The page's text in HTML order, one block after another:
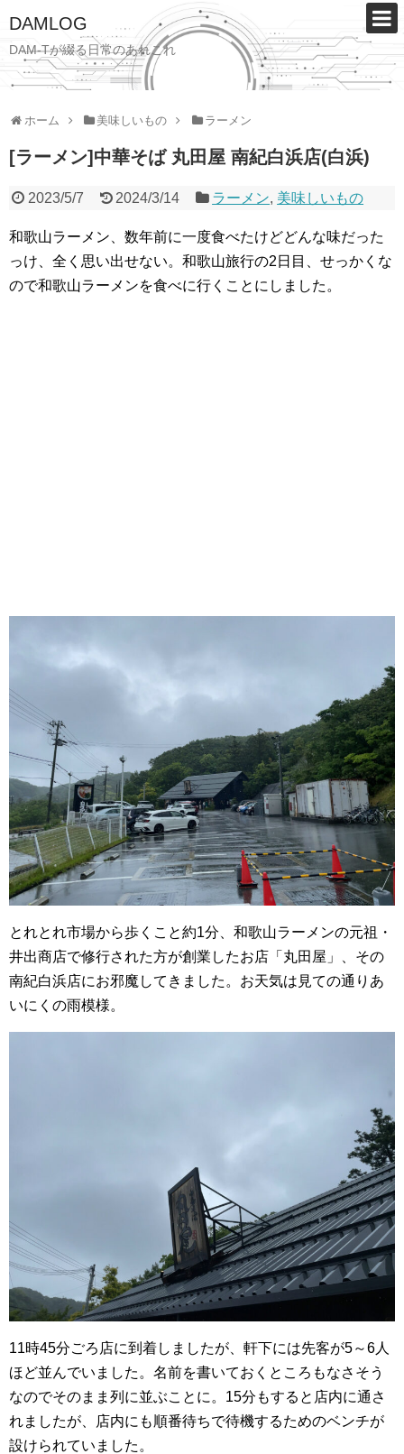
DAMLOG
DAM-Tが綴る日常のあれこれ
ホーム 美味しいもの ラーメン
[ラーメン]中華そば 丸田屋 南紀白浜店(白浜)
2023/5/7 2024/3/14 ラーメン, 美味しいもの
和歌山ラーメン、数年前に一度食べたけどどんな味だった
っけ、全く思い出せない。和歌山旅行の2日目、せっかくな
ので和歌山ラーメンを食べに行くことにしました。
とれとれ市場から歩くこと約1分、和歌山ラーメンの元祖・
井出商店で修行された方が創業したお店「丸田屋」、その
南紀白浜店にお邪魔してきました。お天気は見ての通りあ
いにくの雨模様。
11時45分ごろ店に到着しましたが、軒下には先客が5～6人
ほど並んでいました。名前を書いておくところもなさそう
なのでそのまま列に並ぶことに。15分もすると店内に通さ
れましたが、店内にも順番待ちで待機するためのベンチが
設けられていました。